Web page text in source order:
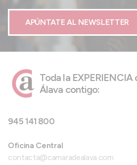
APÚNTATE AL NEWSLETTER
Toda la
Álava contigo:
945 141 800
Oficina Central
contacta@camaradealava.com